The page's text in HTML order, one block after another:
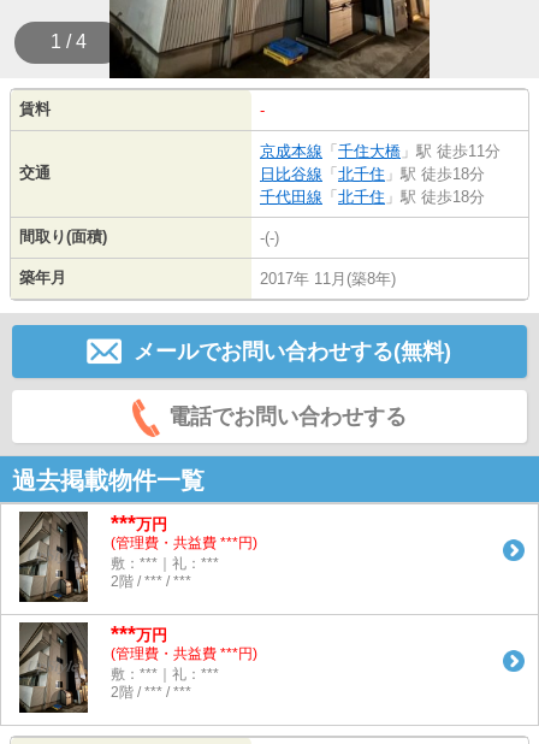
1 / 4
賃料 -
交通
京成本線 「 千住大橋 」駅 徒歩11分
日比谷線 「 北千住 」駅 徒歩18分
千代田線 「 北千住 」駅 徒歩18分
間取り(面積) -(-)
築年月 2017年 11月(築8年)
メールでお問い合わせする(無料)
電話でお問い合わせする
過去掲載物件一覧
***万円
(管理費・共益費 ***円)
敷：***｜礼：***
2階 / *** / ***
***万円
(管理費・共益費 ***円)
敷：***｜礼：***
2階 / *** / ***